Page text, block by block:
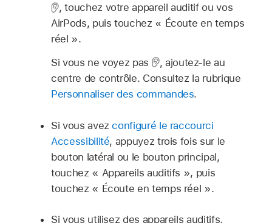
,touchez votre appareil auditif ou vos
AirPods, puis touchez « Écoute en temps
réel ».
Si vous ne voyez pas
, ajoutez-le au
centre de contrôle. Consultez la rubrique
Personnaliser des commandes.
Si vous avezconfiguré le raccourci
Accessibilité, appuyez trois fois sur le
bouton latéral ou le bouton principal,
touchez « Appareils auditifs », puis
touchez « Écoute en temps réel ».
Si vous utilisez des appareils auditifs,